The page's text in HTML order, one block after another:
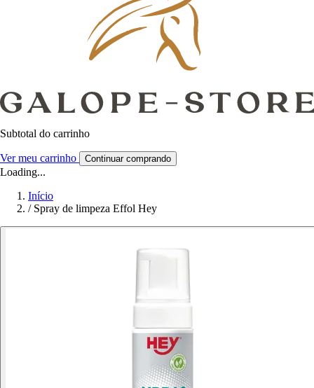
Subtotal do carrinho
Ver meu carrinho Continuar comprando
Loading...
Início
/ Spray de limpeza Effol Hey